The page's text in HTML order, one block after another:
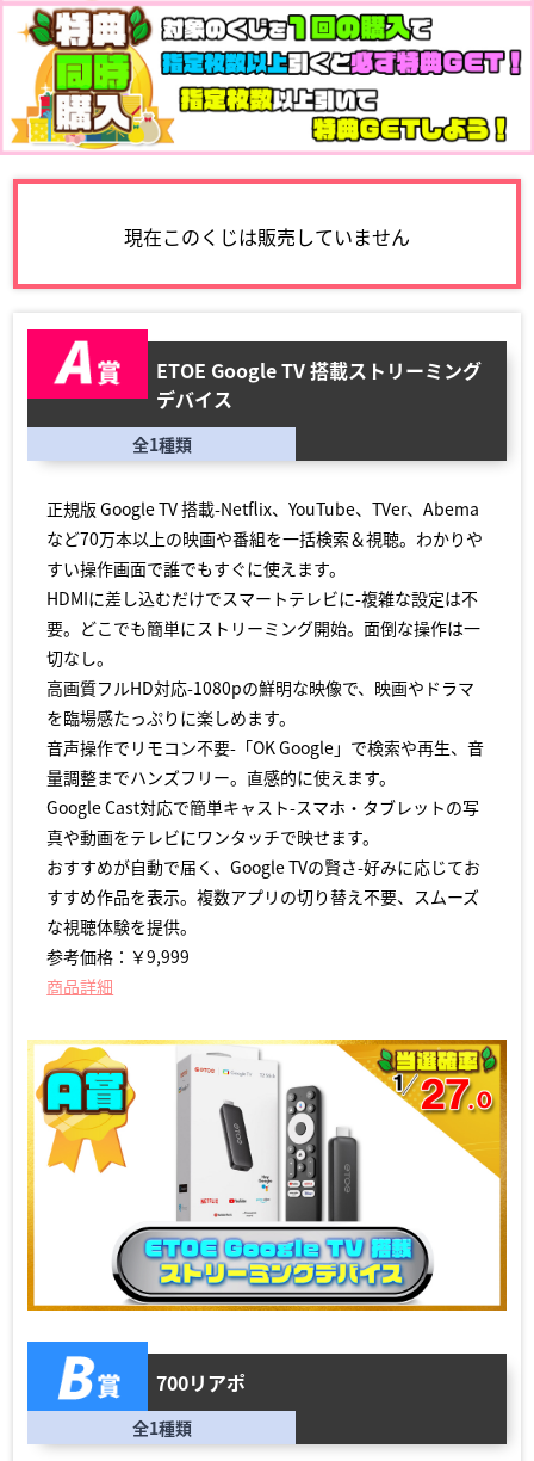
現在このくじは販売していません
ETOE Google TV 搭載ストリーミング
デバイス
全1種類
正規版 Google TV 搭載-Netflix、YouTube、TVer、Abema
など70万本以上の映画や番組を一括検索＆視聴。わかりや
すい操作画面で誰でもすぐに使えます。
HDMIに差し込むだけでスマートテレビに-複雑な設定は不
要。どこでも簡単にストリーミング開始。面倒な操作は一
切なし。
高画質フルHD対応-1080pの鮮明な映像で、映画やドラマ
を臨場感たっぷりに楽しめます。
音声操作でリモコン不要-「OK Google」で検索や再生、音
量調整までハンズフリー。直感的に使えます。
Google Cast対応で簡単キャスト-スマホ・タブレットの写
真や動画をテレビにワンタッチで映せます。
おすすめが自動で届く、Google TVの賢さ-好みに応じてお
すすめ作品を表示。複数アプリの切り替え不要、スムーズ
な視聴体験を提供。
参考価格：￥9,999
商品詳細
700リアポ
全1種類